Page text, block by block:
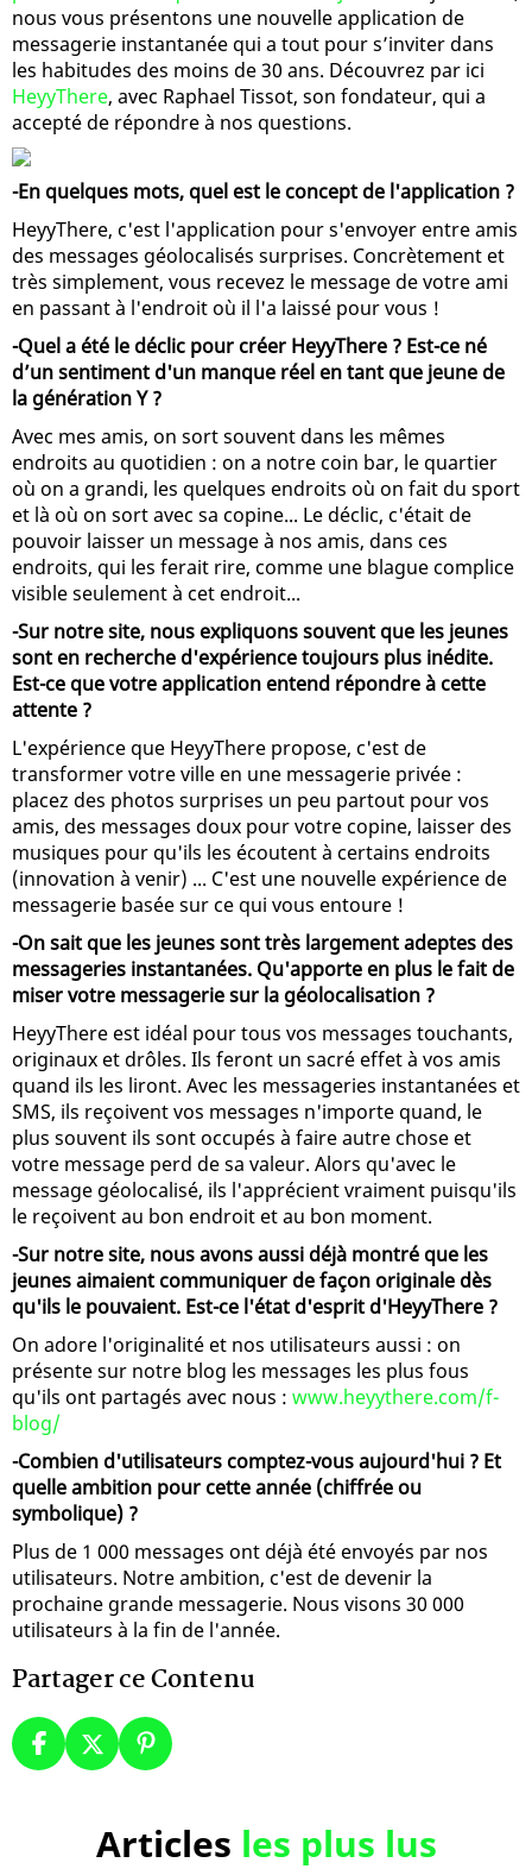
nous vous présentons une nouvelle application de
messagerie instantanée qui a tout pour s’inviter dans
les habitudes des moins de 30 ans. Découvrez par ici
HeyyThere, avec Raphael Tissot, son fondateur, qui a
accepté de répondre à nos questions.
-En quelques mots, quel est le concept de l'application ?
HeyyThere, c'est l'application pour s'envoyer entre amis
des messages géolocalisés surprises. Concrètement et
très simplement, vous recevez le message de votre ami
en passant à l'endroit où il l'a laissé pour vous !
-Quel a été le déclic pour créer HeyyThere ? Est-ce né
d’un sentiment d'un manque réel en tant que jeune de
la génération Y ?
Avec mes amis, on sort souvent dans les mêmes
endroits au quotidien : on a notre coin bar, le quartier
où on a grandi, les quelques endroits où on fait du sport
et là où on sort avec sa copine... Le déclic, c'était de
pouvoir laisser un message à nos amis, dans ces
endroits, qui les ferait rire, comme une blague complice
visible seulement à cet endroit...
-Sur notre site, nous expliquons souvent que les jeunes
sont en recherche d'expérience toujours plus inédite.
Est-ce que votre application entend répondre à cette
attente ?
L'expérience que HeyyThere propose, c'est de
transformer votre ville en une messagerie privée :
placez des photos surprises un peu partout pour vos
amis, des messages doux pour votre copine, laisser des
musiques pour qu'ils les écoutent à certains endroits
(innovation à venir) ... C'est une nouvelle expérience de
messagerie basée sur ce qui vous entoure !
-On sait que les jeunes sont très largement adeptes des
messageries instantanées. Qu'apporte en plus le fait de
miser votre messagerie sur la géolocalisation ?
HeyyThere est idéal pour tous vos messages touchants,
originaux et drôles. Ils feront un sacré effet à vos amis
quand ils les liront. Avec les messageries instantanées et
SMS, ils reçoivent vos messages n'importe quand, le
plus souvent ils sont occupés à faire autre chose et
votre message perd de sa valeur. Alors qu'avec le
message géolocalisé, ils l'apprécient vraiment puisqu'ils
le reçoivent au bon endroit et au bon moment.
-Sur notre site, nous avons aussi déjà montré que les
jeunes aimaient communiquer de façon originale dès
qu'ils le pouvaient. Est-ce l'état d'esprit d'HeyyThere ?
On adore l'originalité et nos utilisateurs aussi : on
présente sur notre blog les messages les plus fous
qu'ils ont partagés avec nous : www.heyythere.com/f-
blog/
-Combien d'utilisateurs comptez-vous aujourd'hui ? Et
quelle ambition pour cette année (chiffrée ou
symbolique) ?
Plus de 1 000 messages ont déjà été envoyés par nos
utilisateurs. Notre ambition, c'est de devenir la
prochaine grande messagerie. Nous visons 30 000
utilisateurs à la fin de l'année.
Partager ce Contenu
Articles les plus lus